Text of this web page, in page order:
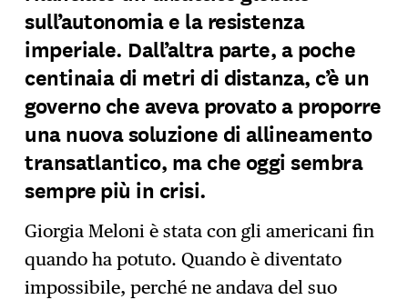
sull’autonomia e la resistenza
imperiale. Dall’altra parte, a poche
centinaia di metri di distanza, c’è un
governo che aveva provato a proporre
una nuova soluzione di allineamento
transatlantico, ma che oggi sembra
sempre più in crisi.
Giorgia Meloni è stata con gli americani fin
quando ha potuto. Quando è diventato
impossibile, perché ne andava del suo